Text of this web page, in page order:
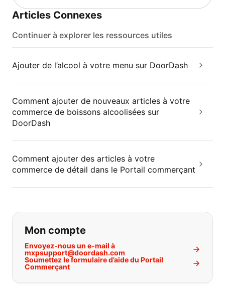
Articles Connexes
Continuer à explorer les ressources utiles
Ajouter de l’alcool à votre menu sur DoorDash
Comment ajouter de nouveaux articles à votre
commerce de boissons alcoolisées sur
DoorDash
Comment ajouter des articles à votre
commerce de détail dans le Portail commerçant
Si vous ne trouvez pas ce que vous
Mon compte
Envoyez-nous un e-mail à
mxpsupport@doordash.com
Soumettez le formulaire d’aide du Portail
Commerçant